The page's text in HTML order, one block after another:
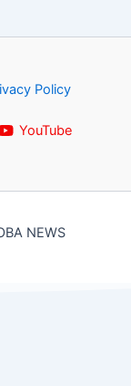
Policy
YouTube
NEWS